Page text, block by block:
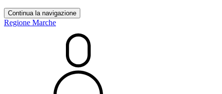
Continua la navigazione
Regione Marche